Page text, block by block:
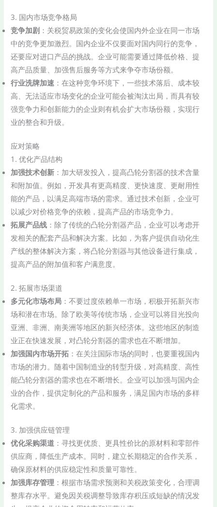
3. 国内市场竞争格局
竞争加剧 ：关税贸易政策的变化会使国内外企业在同一市场
中的竞争更加激烈。国内企业不仅要面对国内同行的竞争，
还要应对进口产品的挑战。企业可能需要通过降低价格、提
高产品质量、加强售后服务等方式来争夺市场份额。
行业洗牌加速 ：在这种竞争环境下，一些技术落后、成本较
高、无法适应市场变化的企业可能会被淘汰出局，而具有较
强竞争力和创新能力的企业则有机会扩大市场份额，实现行
业的整合和升级。
应对策略
1. 优化产品结构
加强技术创新 ：加大研发投入，提高凸轮分割器的技术含量
和附加值。例如，开发具有更高精度、更快速度、更耐用性
能的产品，以满足高端市场的需求。通过技术创新，企业可
以减少对价格竞争的依赖，提高产品的市场竞争力。
拓展产品线 ：除了传统的凸轮分割器产品，企业可以考虑开
发相关的配套产品和解决方案。比如，为客户提供自动化生
产线的整体解决方案，将凸轮分割器与其他设备进行集成，
提高产品的附加值和客户满意度。
2. 拓展市场渠道
多元化市场布局 ：不要过度依赖单一市场，积极开拓新兴市
场和潜在市场。除了欧美等传统市场，企业可以将目光投向
亚洲、非洲、南美洲等地区的新兴经济体。这些地区的制造
业正在快速发展，对凸轮分割器的需求也在不断增加。
加强国内市场开拓 ：在关注国际市场的同时，也要重视国内
市场的潜力。随着中国制造业的转型升级，对高精度、高性
能凸轮分割器的需求也在不断增长。企业可以加强与国内企
业的合作，提供定制化的产品和服务，满足国内市场的多样
化需求。
3. 加强供应链管理
优化采购渠道 ：寻找更优质、更具性价比的原材料和零部件
供应商，降低生产成本。同时，建立长期稳定的合作关系，
确保原材料的供应稳定性和质量可靠性。
加强库存管理 ：根据市场需求预测和关税政策变化，合理调
整库存水平。避免因关税调整导致库存积压或短缺的情况发